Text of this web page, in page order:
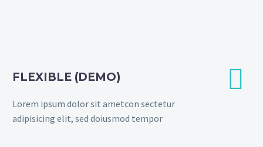
FLEXIBLE (DEMO)
Lorem ipsum dolor sit ametcon sectetur
adipisicing elit, sed doiusmod tempor

